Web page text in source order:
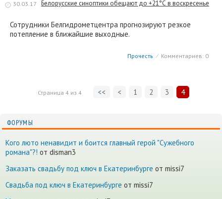
30.03.17 Белорусские синоптики обещают до +21°С в воскресенье
Сотрудники Белгидрометцентра прогнозируют резкое
потепление в ближайшие выходные.
Прочесть ⁄ Комментариев: 0
Страница 4из 4 << < 1 2 3 4
ФОРУМЫ
Кого люто ненавидит и боится главный герой "Сужебного
романа"?! от disman3
Заказать свадьбу под ключ в Екатеринбурге от missi7
Cвадьба под ключ в Екатеринбурге от missi7